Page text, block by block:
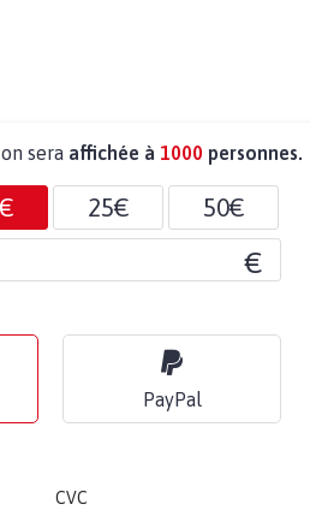
sera affichée à 1000 personnes.
25€ 50€
€
PayPal
CVC